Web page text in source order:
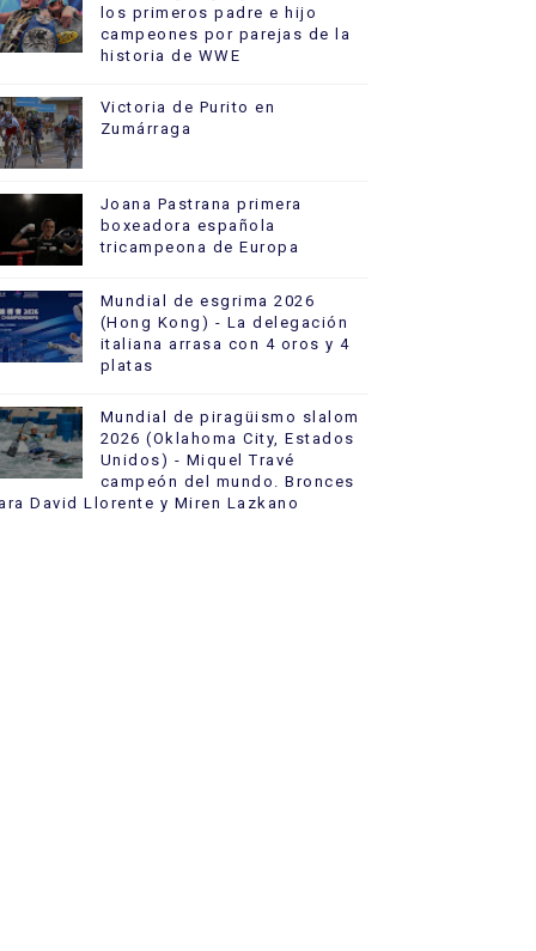
los primeros padre e hijo
campeones por parejas de la
historia de WWE
Victoria de Purito en
Zumárraga
Joana Pastrana primera
boxeadora española
tricampeona de Europa
Mundial de esgrima 2026
(Hong Kong) - La delegación
italiana arrasa con 4 oros y 4
platas
Mundial de piragüismo slalom
2026 (Oklahoma City, Estados
Unidos) - Miquel Travé
campeón del mundo. Bronces
David Llorente y Miren Lazkano